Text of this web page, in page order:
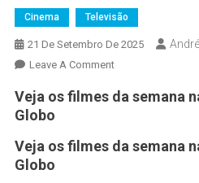
Cinema Televisão
21 De Setembro De 2025
Leave A Comment
Veja os filmes da semana
Globo
Veja os filmes da semana
Globo